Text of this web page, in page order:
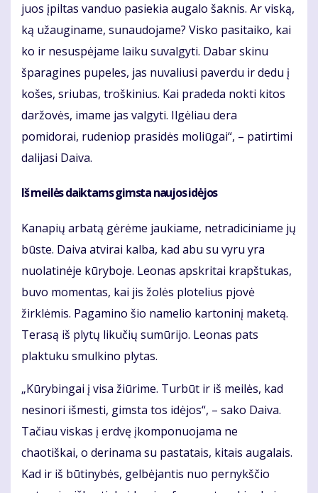
juos įpiltas vanduo pasiekia augalo šaknis. Ar viską,
ką užauginame, sunaudojame? Visko pasitaiko, kai
ko ir nesuspėjame laiku suvalgyti. Dabar skinu
šparagines pupeles, jas nuvaliusi paverdu ir dedu į
košes, sriubas, troškinius. Kai pradeda nokti kitos
daržovės, imame jas valgyti. Ilgėliau dera
pomidorai, rudeniop prasidės moliūgai“, – patirtimi
dalijasi Daiva.
Iš meilės daiktams gimsta naujos idėjos
Kanapių arbatą gėrėme jaukiame, netradiciniame jų
būste. Daiva atvirai kalba, kad abu su vyru yra
nuolatinėje kūryboje. Leonas apskritai krapštukas,
buvo momentas, kai jis žolės plotelius pjovė
žirklėmis. Pagamino šio namelio kartoninį maketą.
Terasą iš plytų likučių sumūrijo. Leonas pats
plaktuku smulkino plytas.
„Kūrybingai į visa žiūrime. Turbūt ir iš meilės, kad
nesinori išmesti, gimsta tos idėjos“, – sako Daiva.
Tačiau viskas į erdvę įkomponuojama ne
chaotiškai, o derinama su pastatais, kitais augalais.
Kad ir iš būtinybės, gelbėjantis nuo pernykščio